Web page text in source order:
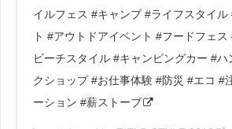
イルフェス #キャンプ #ライフスタイル
ト #アウトドアイベント #フードフェ
ビーチスタイル #キャンピングカー #ハ
クショップ #お仕事体験 #防災 #エコ #
ーション #薪ストーブ